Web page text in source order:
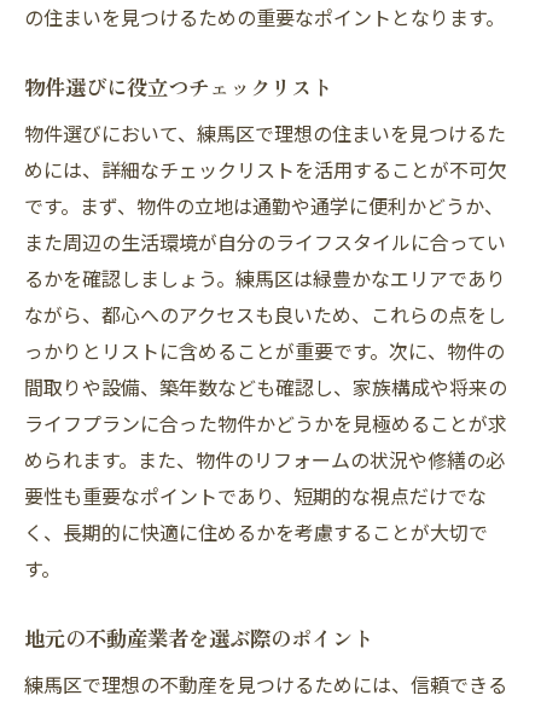
の住まいを見つけるための重要なポイントとなります。
物件選びに役立つチェックリスト
物件選びにおいて、練馬区で理想の住まいを見つけるた
めには、詳細なチェックリストを活用することが不可欠
です。まず、物件の立地は通勤や通学に便利かどうか、
また周辺の生活環境が自分のライフスタイルに合ってい
るかを確認しましょう。練馬区は緑豊かなエリアであり
ながら、都心へのアクセスも良いため、これらの点をし
っかりとリストに含めることが重要です。次に、物件の
間取りや設備、築年数なども確認し、家族構成や将来の
ライフプランに合った物件かどうかを見極めることが求
められます。また、物件のリフォームの状況や修繕の必
要性も重要なポイントであり、短期的な視点だけでな
く、長期的に快適に住めるかを考慮することが大切で
す。
地元の不動産業者を選ぶ際のポイント
練馬区で理想の不動産を見つけるためには、信頼できる